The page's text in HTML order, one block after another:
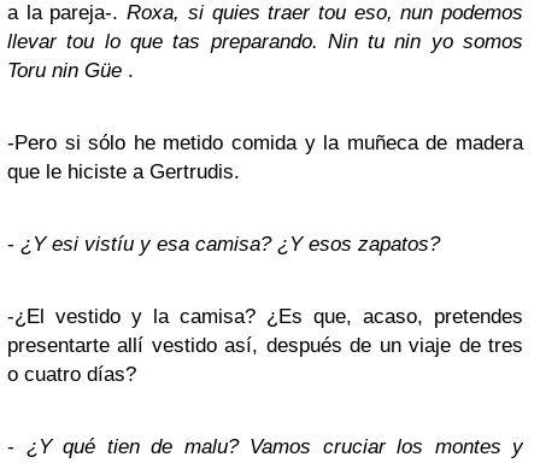
a la pareja-.Roxa, si quies traer tou eso, nun podemos
llevar tou lo que tas preparando. Nin tu nin yo somos
Toru nin Güe .
-Pero si sólo he metido comida y la muñeca de madera
que le hiciste a Gertrudis.
- ¿Y esi vistíu y esa camisa? ¿Y esos zapatos?
-¿El vestido y la camisa? ¿Es que, acaso, pretendes
presentarte allí vestido así, después de un viaje de tres
o cuatro días?
- ¿Y qué tien de malu? Vamos cruciar los montes y